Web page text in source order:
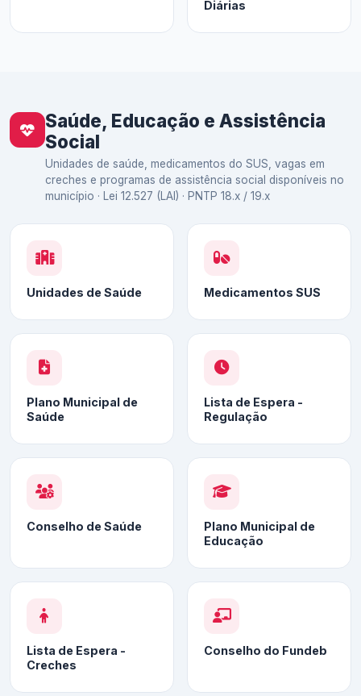
Diárias
Saúde, Educação e Assistência
Social
Unidades de saúde, medicamentos do SUS, vagas em
creches e programas de assistência social disponíveis no
município · Lei 12.527 (LAI) · PNTP 18.x / 19.x
Unidades de Saúde Medicamentos SUS
Plano Municipal de
Saúde
Lista de Espera -
Regulação
Conselho de Saúde
Plano Municipal de
Educação
Lista de Espera -
Creches
Conselho do Fundeb